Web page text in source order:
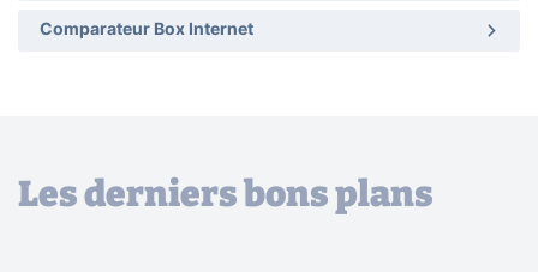
Comparateur Box Internet
Les derniers bons plans